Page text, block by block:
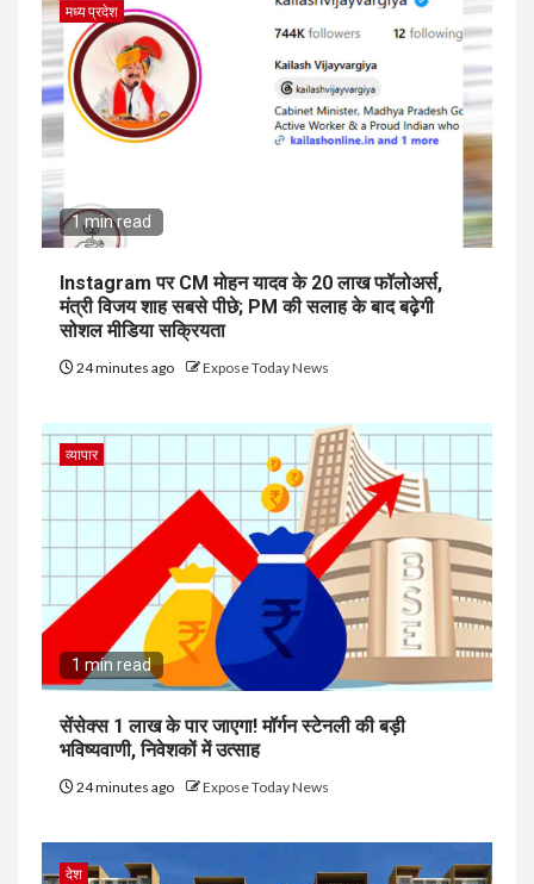
मध्य प्रदेश
1 min read
Instagram पर CM मोहन यादव के 20 लाख फॉलोअर्स,
मंत्री विजय शाह सबसे पीछे; PM की सलाह के बाद बढ़ेगी
सोशल मीडिया सक्रियता
24 minutes ago Expose Today News
व्यापार
1 min read
सेंसेक्स 1 लाख के पार जाएगा! मॉर्गन स्टेनली की बड़ी
भविष्यवाणी, निवेशकों में उत्साह
24 minutes ago Expose Today News
देश